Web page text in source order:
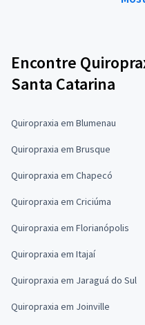
Encontre
Santa Catarina
Quiropraxia em Blumenau
Quiropraxia em Brusque
Quiropraxia em Chapecó
Quiropraxia em Criciúma
Quiropraxia em Florianópolis
Quiropraxia em Itajaí
Quiropraxia em Jaraguá do Sul
Quiropraxia em Joinville